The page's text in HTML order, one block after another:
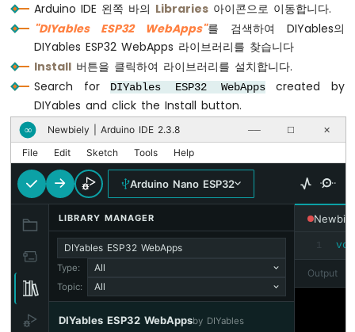
두
이
나
노
ESP32
버
튼
아
두
이
노
ESP32
-
튼
Arduino IDE 왼쪽 바의 Libraries 아이콘으로 이동합니다.
"DIYables ESP32 WebApps"를 검색하여 DIYables의
DIYables ESP32 WebApps 라이브러리를 찾습니다
Install 버튼을 클릭하여 라이브러리를 설치합니다.
Search for
DIYables ESP32 WebAppscreated by
DIYables and click the Install button.
∞ Newbiely | Arduino IDE 2.3.8 ── ☐ ✕
File Edit Sketch Tools Help
Arduino Nano ESP32
LIBRARY MANAGER
DIYables ESP32 WebApps
Type: All
Topic: All
DIYables ESP32 WebAppsby DIYables
1
Output